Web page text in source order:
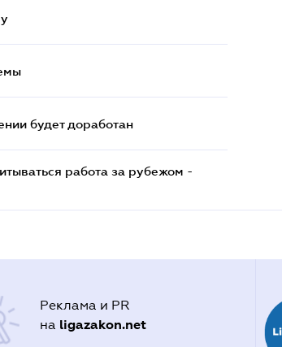
будет доработан
работа за рубежом -
Реклама и PR
на ligazakon.net